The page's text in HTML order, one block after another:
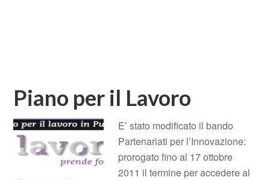
Piano per il Lavoro
E’ stato modificato il bando
Partenariati per l’Innovazione:
prorogato fino al 17 ottobre
2011 il termine per accedere al